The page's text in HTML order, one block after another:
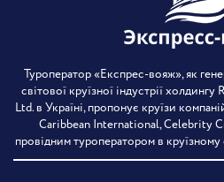
Туроператор «Експрес-вояж», як
світової круїзної індустрії
Ltd. в Україні, пропонує круїзи
Caribbean International, Celebrity
провідним туроператором в круїзному